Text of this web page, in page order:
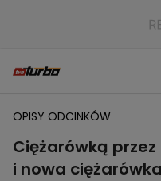
OPISY ODCINKÓW
Ciężarówką
i nowa ciężarówka